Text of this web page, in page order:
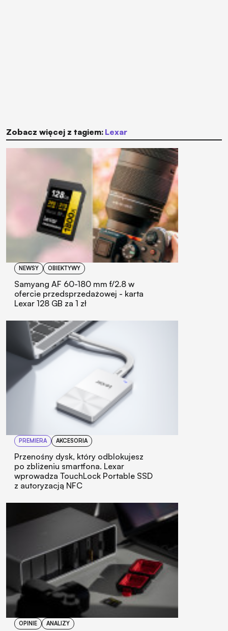
Zobacz więcej z tagiem: Lexar
NEWSY OBIEKTYWY
Samyang AF 60-180 mm f/2.8 w
ofercie przedsprzedażowej - karta
Lexar 128 GB za 1 zł
PREMIERA AKCESORIA
Przenośny dysk, który odblokujesz
po zbliżeniu smartfona. Lexar
wprowadza TouchLock Portable SSD
z autoryzacją NFC
OPINIE ANALIZY